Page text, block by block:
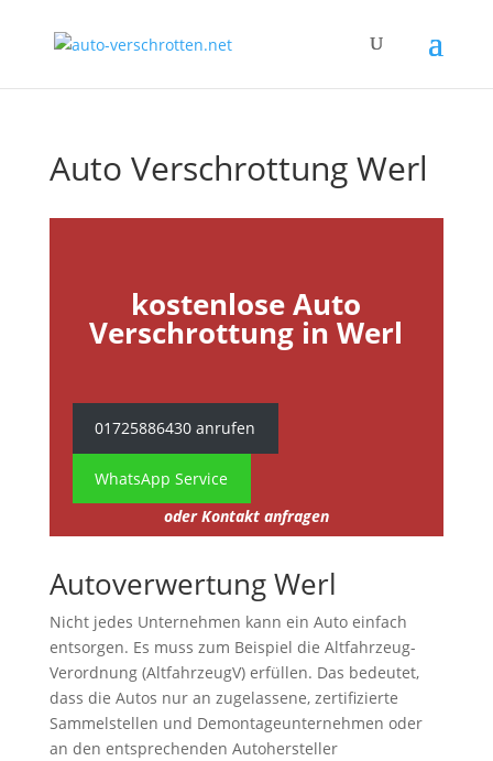
Auto Verschrottung Werl
kostenlose Auto
Verschrottung in Werl
01725886430 anrufen
WhatsApp Service
oder Kontakt anfragen
Autoverwertung Werl
Nicht jedes Unternehmen kann ein Auto einfach
entsorgen. Es muss zum Beispiel die Altfahrzeug-
Verordnung (AltfahrzeugV) erfüllen. Das bedeutet,
dass die Autos nur an zugelassene, zertifizierte
Sammelstellen und Demontageunternehmen oder
an den entsprechenden Autohersteller